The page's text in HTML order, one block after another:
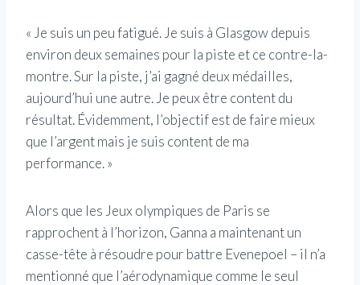
« Je suis un peu fatigué. Je suis à Glasgow depuis
environ deux semaines pour la piste et ce contre-la-
montre. Sur la piste, j’ai gagné deux médailles,
aujourd’hui une autre. Je peux être content du
résultat. Évidemment, l’objectif est de faire mieux
que l’argent mais je suis content de ma
performance. »
Alors que les Jeux olympiques de Paris se
rapprochent à l’horizon, Ganna a maintenant un
casse-tête à résoudre pour battre Evenepoel – il n’a
mentionné que l’aérodynamique comme le seul